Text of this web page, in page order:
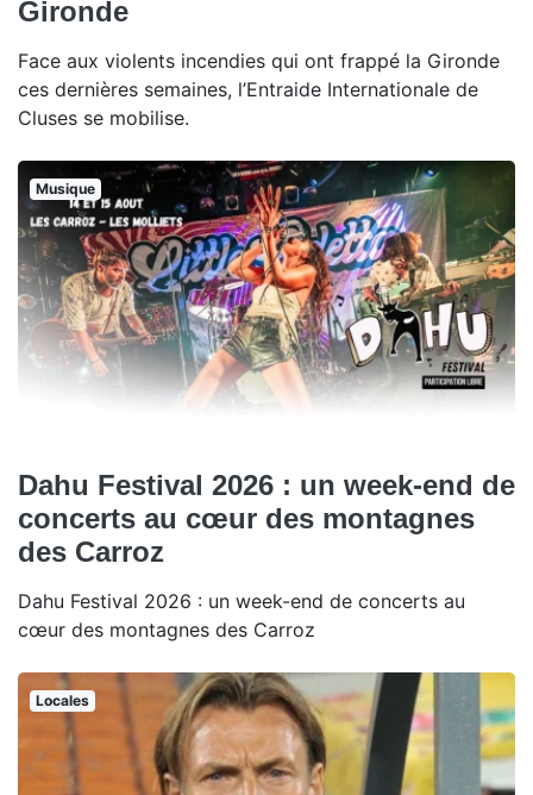
Gironde
Face aux violents incendies qui ont frappé la Gironde
ces dernières semaines, l’Entraide Internationale de
Cluses se mobilise.
Musique
Dahu Festival 2026 : un week-end de
concerts au cœur des montagnes
des Carroz
Dahu Festival 2026 : un week-end de concerts au
cœur des montagnes des Carroz
Locales